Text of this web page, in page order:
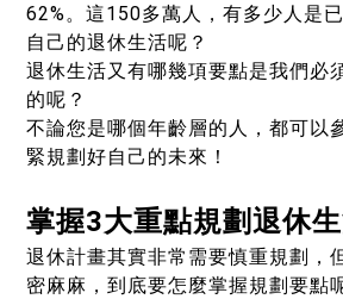
62%。這150多萬人，有多少人是
自己的退休生活呢？
退休生活又有哪幾項要點是我們必
的呢？
不論您是哪個年齡層的人，都可以
緊規劃好自己的未來！
掌握3大重點規劃退休生
退休計畫其實非常需要慎重規劃，
密麻麻，到底要怎麼掌握規劃要點